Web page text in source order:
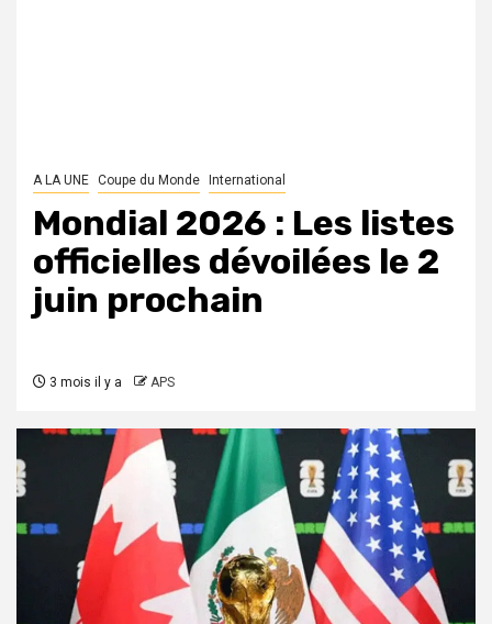
A LA UNE Coupe du Monde International
Mondial 2026 : Les listes
officielles dévoilées le 2
juin prochain
3 mois il y a APS